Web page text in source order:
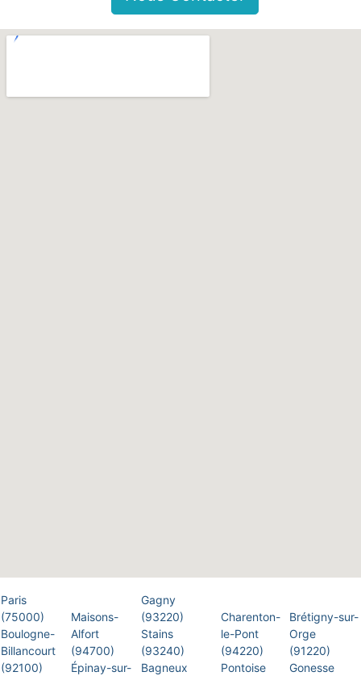
Paris
(75000)
Boulogne-
Billancourt
(92100)
Maisons-
Alfort
(94700)
Épinay-sur-
Gagny
(93220)
Stains
(93240)
Bagneux
Charenton-
le-Pont
(94220)
Pontoise
Brétigny-sur-
Orge
(91220)
Gonesse